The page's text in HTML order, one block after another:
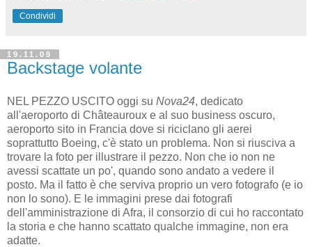
Condividi
19.11.09
Backstage volante
NEL PEZZO USCITO oggi su Nova24, dedicato
all'aeroporto di Châteauroux e al suo business oscuro,
aeroporto sito in Francia dove si riciclano gli aerei
soprattutto Boeing, c'è stato un problema. Non si riusciva a
trovare la foto per illustrare il pezzo. Non che io non ne
avessi scattate un po', quando sono andato a vedere il
posto. Ma il fatto è che serviva proprio un vero fotografo (e io
non lo sono). E le immagini prese dai fotografi
dell'amministrazione di Afra, il consorzio di cui ho raccontato
la storia e che hanno scattato qualche immagine, non era
adatte.